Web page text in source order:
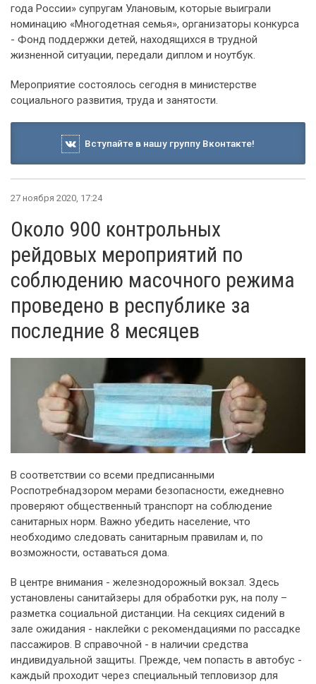
года России» супругам Улановым, которые выиграли
номинацию «Многодетная семья», организаторы конкурса
- Фонд поддержки детей, находящихся в трудной
жизненной ситуации, передали диплом и ноутбук.
Мероприятие состоялось сегодня в министерстве
социального развития, труда и занятости.
Вступайте в нашу группу Вконтакте!
27 ноября 2020, 17:24
Около 900 контрольных
рейдовых мероприятий по
соблюдению масочного режима
проведено в республике за
последние 8 месяцев
В соответствии со всеми предписанными
Роспотребнадзором мерами безопасности, ежедневно
проверяют общественный транспорт на соблюдение
санитарных норм. Важно убедить население, что
необходимо следовать санитарным правилам и, по
возможности, оставаться дома.
В центре внимания - железнодорожный вокзал. Здесь
установлены санитайзеры для обработки рук, на полу –
разметка социальной дистанции. На секциях сидений в
зале ожидания - наклейки с рекомендациями по рассадке
пассажиров. В справочной - в наличии средства
индивидуальной защиты. Прежде, чем попасть в автобус -
каждый проходит через специальный тепловизор для